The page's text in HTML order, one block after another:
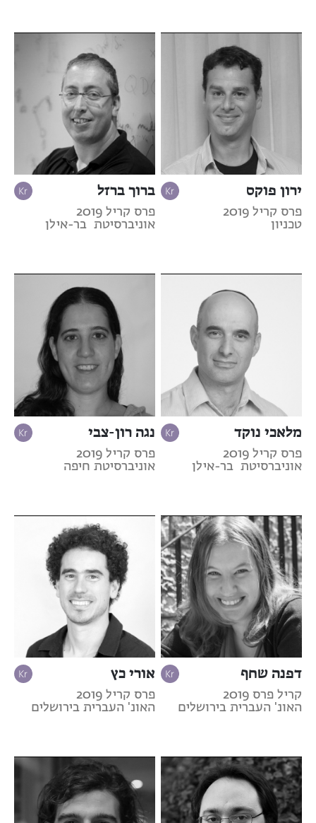
ירון פוקס
פרס קריל 2019
טכניון
ברוך ברזל
פרס קריל 2019
אוניברסיטת בר-אילן
מלאכי נוקד
פרס קריל 2019
אוניברסיטת בר-אילן
נגה רון-צבי
פרס קריל 2019
אוניברסיטת חיפה
דפנה שחף
קריל פרס 2019
האונ' העברית בירושלים
אורי כץ
פרס קריל 2019
האונ' העברית בירושלים